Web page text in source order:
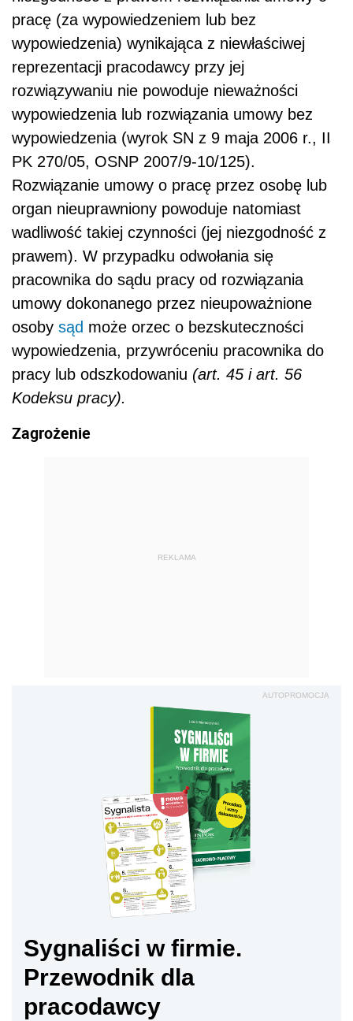
pracę (za wypowiedzeniem lub bez
wypowiedzenia) wynikająca z niewłaściwej
reprezentacji pracodawcy przy jej
rozwiązywaniu nie powoduje nieważności
wypowiedzenia lub rozwiązania umowy bez
wypowiedzenia (wyrok SN z 9 maja 2006 r., II
PK 270/05, OSNP 2007/9-10/125).
Rozwiązanie umowy o pracę przez osobę lub
organ nieuprawniony powoduje natomiast
wadliwość takiej czynności (jej niezgodność z
prawem). W przypadku odwołania się
pracownika do sądu pracy od rozwiązania
umowy dokonanego przez nieupoważnione
osoby sąd może orzec o bezskuteczności
wypowiedzenia, przywróceniu pracownika do
pracy lub odszkodowaniu (art. 45 i art. 56
Kodeksu pracy).
Zagrożenie
REKLAMA
AUTOPROMOCJA
Sygnaliści w firmie.
Przewodnik dla
pracodawcy